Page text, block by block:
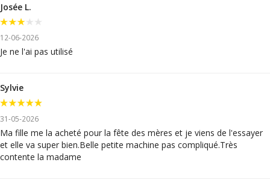
Josée L.
12-06-2026
Je ne l'ai pas utilisé
Sylvie
31-05-2026
Ma fille me la acheté pour la fête des mères et je viens de l'essayer
et elle va super bien.Belle petite machine pas compliqué.Très
contente la madame